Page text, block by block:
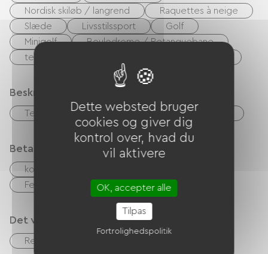
Nordisk skiløb / langrend
Raquettes à neige
Slæde
Livsstilssport
Golf
Minigolf
Boulodrome / Petanquebane
tennis
Beskrivelse
Terrasse Garage Privat lukket grund
Betalingsmåder
kontrol
Feriekuponer (ANCV)
Det vi er gode til
Restaurant
Dette websted bruger
cookies og giver dig
kontrol over, hvad du
vil aktivere
OK, accepter alle
Tilpas
Fortrolighedspolitik